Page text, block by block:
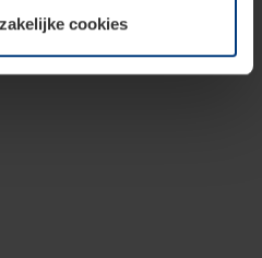
cookies